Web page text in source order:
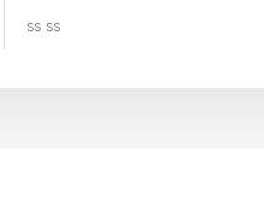
ss ss